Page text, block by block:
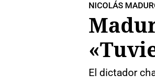
NICOLÁS
El dictador